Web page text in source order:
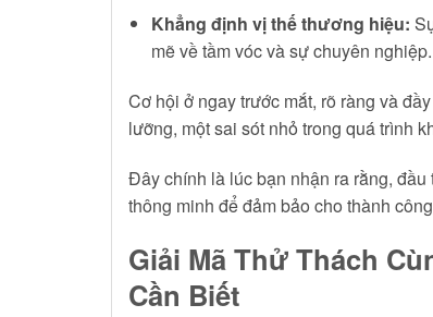
Khẳng định vị thế thương hiệu:
mẽ về tầm vóc và sự chuyên nghiệp.
Cơ hội ở ngay trước mắt, rõ ràng và
lưỡng, một sai sót nhỏ trong quá trình
Đây chính là lúc bạn nhận ra rằng, đầu
thông minh để đảm bảo cho thành
Giải Mã Thử Thách
Cần Biết